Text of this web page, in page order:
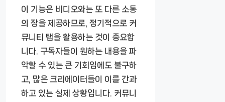
이 기능은 비디오와는 또 다른 소통
의 장을 제공하므로, 정기적으로 커
뮤니티 탭을 활용하는 것이 중요합
니다. 구독자들이 원하는 내용을 파
악할 수 있는 큰 기회임에도 불구하
고, 많은 크리에이터들이 이를 간과
하고 있는 실제 상황입니다. 커뮤니